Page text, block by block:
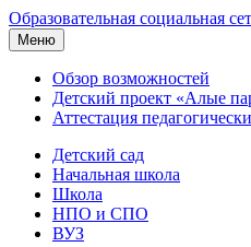
Образовательная социальная
Меню
Обзор возможностей
Детский проект «Алые
Аттестация
Детский сад
Начальная школа
Школа
НПО и СПО
ВУЗ